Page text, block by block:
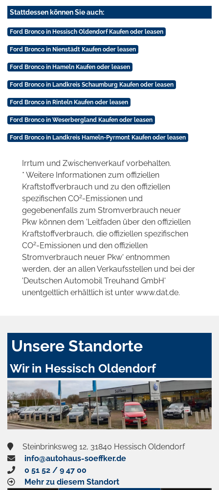
Stattdessen können Sie auch:
Ford Bronco in Hessisch Oldendorf Kaufen oder leasen
Ford Bronco in Nienstädt Kaufen oder leasen
Ford Bronco in Hameln Kaufen oder leasen
Ford Bronco in Landkreis Schaumburg Kaufen oder leasen
Ford Bronco in Rinteln Kaufen oder leasen
Ford Bronco in Weserbergland Kaufen oder leasen
Ford Bronco in Landkreis Hameln-Pyrmont Kaufen oder leasen
Irrtum und Zwischenverkauf vorbehalten.
* Weitere Informationen zum offiziellen
Kraftstoffverbrauch und zu den offiziellen
spezifischen CO2-Emissionen und
gegebenenfalls zum Stromverbrauch neuer
Pkw können dem 'Leitfaden über den offiziellen
Kraftstoffverbrauch, die offiziellen spezifischen
CO2-Emissionen und den offiziellen
Stromverbrauch neuer Pkw' entnommen
werden, der an allen Verkaufsstellen und bei der
'Deutschen Automobil Treuhand GmbH'
unentgeltlich erhältlich ist unter www.dat.de.
Unsere Standorte
Wir in Hessisch Oldendorf
Steinbrinksweg 12, 31840 Hessisch Oldendorf
info@autohaus-soeffker.de
0 51 52 / 9 47 00
Mehr zu diesem Standort